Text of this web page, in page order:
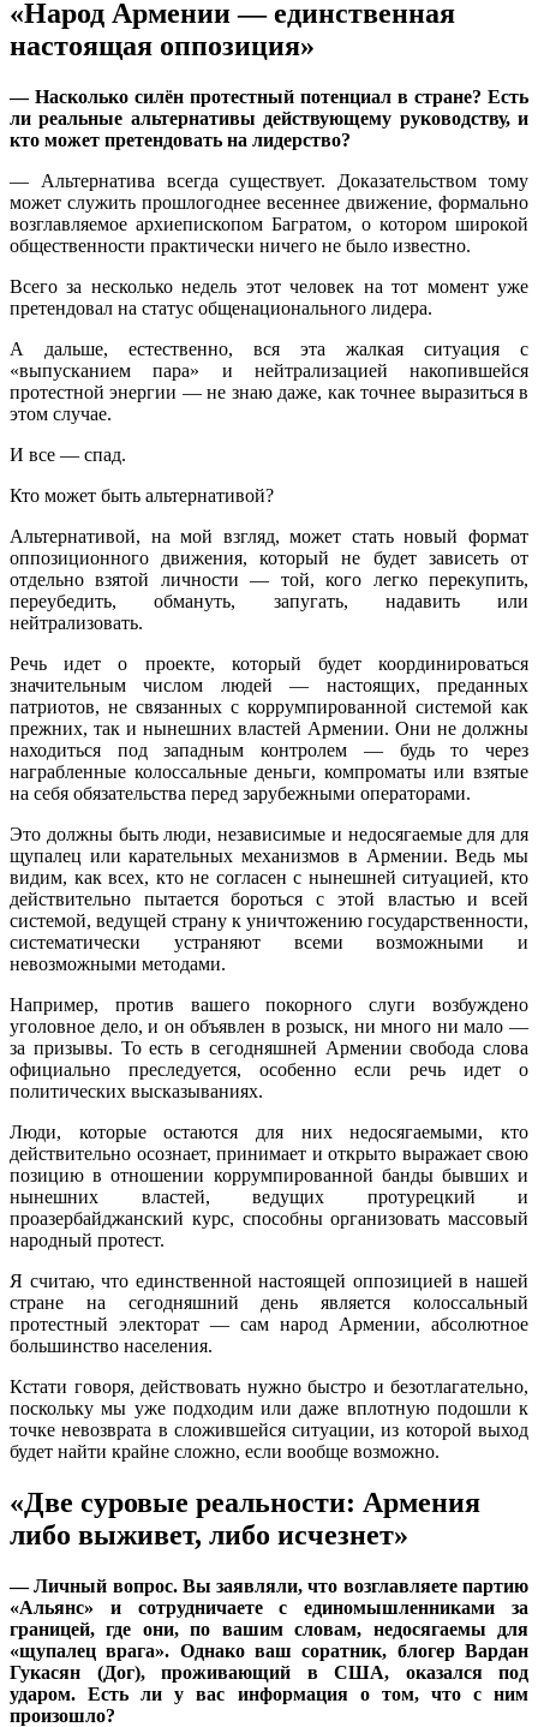
«Народ Армении — единственная
настоящая оппозиция»
— Насколько силён протестный потенциал в стране? Есть
ли реальные альтернативы действующему руководству, и
кто может претендовать на лидерство?
— Альтернатива всегда существует. Доказательством тому
может служить прошлогоднее весеннее движение, формально
возглавляемое архиепископом Багратом, о котором широкой
общественности практически ничего не было известно.
Всего за несколько недель этот человек на тот момент уже
претендовал на статус общенационального лидера.
А дальше, естественно, вся эта жалкая ситуация с
«выпусканием пара» и нейтрализацией накопившейся
протестной энергии — не знаю даже, как точнее выразиться в
этом случае.
И все — спад.
Кто может быть альтернативой?
Альтернативой, на мой взгляд, может стать новый формат
оппозиционного движения, который не будет зависеть от
отдельно взятой личности — той, кого легко перекупить,
переубедить, обмануть, запугать, надавить или
нейтрализовать.
Речь идет о проекте, который будет координироваться
значительным числом людей — настоящих, преданных
патриотов, не связанных с коррумпированной системой как
прежних, так и нынешних властей Армении. Они не должны
находиться под западным контролем — будь то через
награбленные колоссальные деньги, компроматы или взятые
на себя обязательства перед зарубежными операторами.
Это должны быть люди, независимые и недосягаемые для для
щупалец или карательных механизмов в Армении. Ведь мы
видим, как всех, кто не согласен с нынешней ситуацией, кто
действительно пытается бороться с этой властью и всей
системой, ведущей страну к уничтожению государственности,
систематически устраняют всеми возможными и
невозможными методами.
Например, против вашего покорного слуги возбуждено
уголовное дело, и он объявлен в розыск, ни много ни мало —
за призывы. То есть в сегодняшней Армении свобода слова
официально преследуется, особенно если речь идет о
политических высказываниях.
Люди, которые остаются для них недосягаемыми, кто
действительно осознает, принимает и открыто выражает свою
позицию в отношении коррумпированной банды бывших и
нынешних властей, ведущих протурецкий и
проазербайджанский курс, способны организовать массовый
народный протест.
Я считаю, что единственной настоящей оппозицией в нашей
стране на сегодняшний день является колоссальный
протестный электорат — сам народ Армении, абсолютное
большинство населения.
Кстати говоря, действовать нужно быстро и безотлагательно,
поскольку мы уже подходим или даже вплотную подошли к
точке невозврата в сложившейся ситуации, из которой выход
будет найти крайне сложно, если вообще возможно.
«Две суровые реальности: Армения
либо выживет, либо исчезнет»
— Личный вопрос. Вы заявляли, что возглавляете партию
«Альянс» и сотрудничаете с единомышленниками за
границей, где они, по вашим словам, недосягаемы для
«щупалец врага». Однако ваш соратник, блогер Вардан
Гукасян (Дог), проживающий в США, оказался под
ударом. Есть ли у вас информация о том, что с ним
произошло?